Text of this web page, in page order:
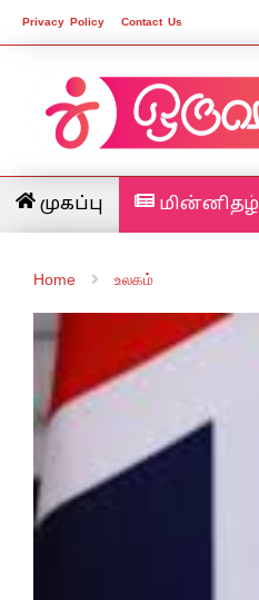
Privacy Policy Contact Us
முகப்பு மின்னிதழ்
Home உலகம்